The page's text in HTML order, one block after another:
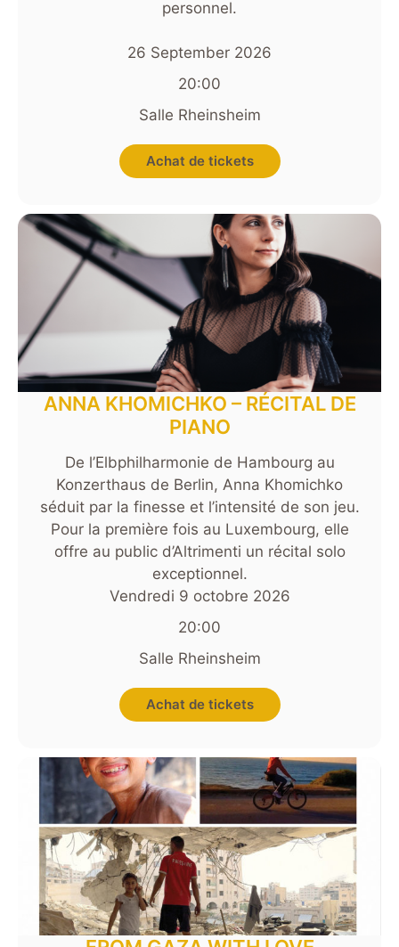
personnel.
26 September 2026
20:00
Salle Rheinsheim
Achat de tickets
ANNA KHOMICHKO – RÉCITAL DE
PIANO
De l’Elbphilharmonie de Hambourg au
Konzerthaus de Berlin, Anna Khomichko
séduit par la finesse et l’intensité de son jeu.
Pour la première fois au Luxembourg, elle
offre au public d’Altrimenti un récital solo
exceptionnel.
Vendredi 9 octobre 2026
20:00
Salle Rheinsheim
Achat de tickets